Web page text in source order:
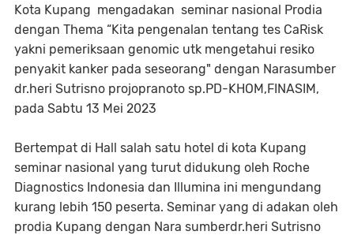
Kota Kupang mengadakan seminar nasional Prodia
dengan Thema “Kita pengenalan tentang tes CaRisk
yakni pemeriksaan genomic utk mengetahui resiko
penyakit kanker pada seseorang" dengan Narasumber
dr.heri Sutrisno projopranoto sp.PD-KHOM,FINASIM,
pada Sabtu 13 Mei 2023
Bertempat di Hall salah satu hotel di kota Kupang
seminar nasional yang turut didukung oleh Roche
Diagnostics Indonesia dan Illumina ini mengundang
kurang lebih 150 peserta. Seminar yang di adakan oleh
prodia Kupang dengan Nara sumberdr.heri Sutrisno